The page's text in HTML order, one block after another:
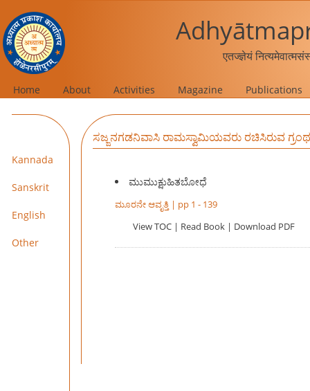
एतज्ज्ञेयं
Home About Activities Magazine Publications
Kannada
Sanskrit
English
Other
ಸಜ್ಜನಗಡನಿವಾಸಿ ರಾಮಸ್ವಾಮಿಯವರು ರಚಿಸಿರುವ
ಮುಮುಕ್ಷುಹಿತಬೋಧೆ
ಮೂರನೇ ಆವೃತ್ತಿ | pp 1 - 139
View TOC| Read Book| Download PDF